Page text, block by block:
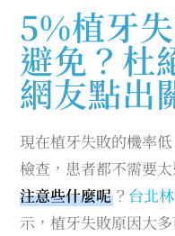
5%植牙
避免？杜
網友點出
現在植牙失敗的機率
檢查，患者都不需要
注意些什麼呢 ？ 台北
示，植牙失敗原因大